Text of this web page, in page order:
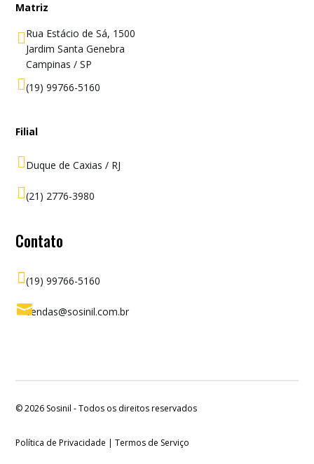
Matriz
Rua Estácio de Sá, 1500
Jardim Santa Genebra
Campinas / SP
(19) 99766-5160
Filial
Duque de Caxias / RJ
(21) 2776-3980
Contato
(19) 99766-5160
vendas@sosinil.com.br
© 2026 Sosinil - Todos os direitos reservados
Política de Privacidade | Termos de Serviço